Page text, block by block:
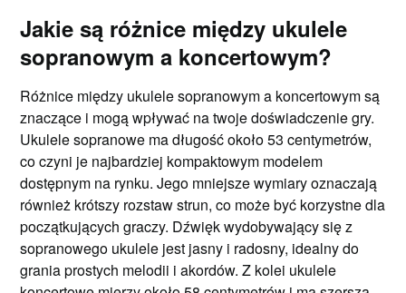
Jakie są różnice między ukulele
sopranowym a koncertowym?
Różnice między ukulele sopranowym a koncertowym są
znaczące i mogą wpływać na twoje doświadczenie gry.
Ukulele sopranowe ma długość około 53 centymetrów,
co czyni je najbardziej kompaktowym modelem
dostępnym na rynku. Jego mniejsze wymiary oznaczają
również krótszy rozstaw strun, co może być korzystne dla
początkujących graczy. Dźwięk wydobywający się z
sopranowego ukulele jest jasny i radosny, idealny do
grania prostych melodii i akordów. Z kolei ukulele